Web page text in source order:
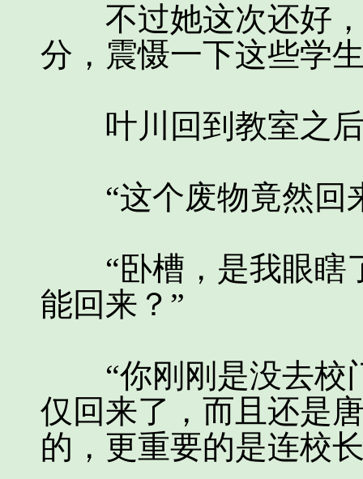
不过她这次还好，
分，震慑一下这些学
叶川回到教室之后
“这个废物竟然回
“卧槽，是我眼瞎
能回来？”
“你刚刚是没去校
仅回来了，而且还是
的，更重要的是连校